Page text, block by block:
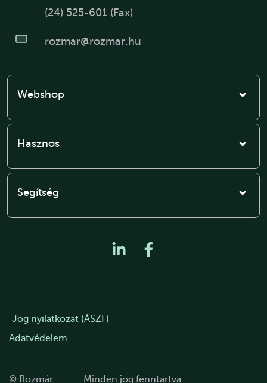
(24) 525-601 (Fax)
rozmar@rozmar.hu
Webshop
Hasznos
Segítség
© Rozmár Minden jog fenntartva
Jog nyilatkozat (ÁSZF)
Adatvédelem